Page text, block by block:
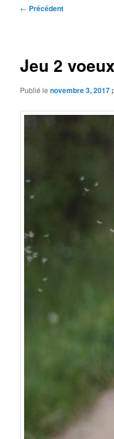
Navigation
← Précédent
Jeu 2 voeux
Publié lenovembre 3, 2017